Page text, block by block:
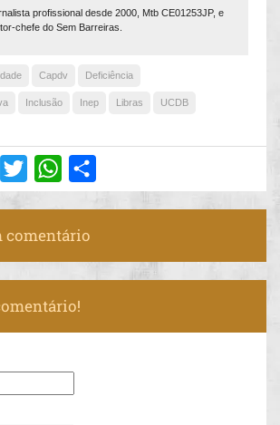
profissional desde 2000, Mtb CE01253JP, e
chefe do Sem Barreiras.
Capdv Deficiência
Inclusão Inep Libras UCDB
Facebook
Twitter WhatsApp
comentário